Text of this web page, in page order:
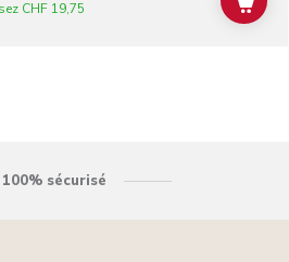
CHF 19,75
sécurisé